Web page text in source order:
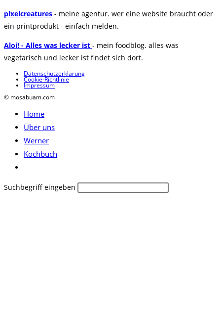
pixelcreatures - meine agentur. wer eine website braucht oder
ein printprodukt - einfach melden.
Aloi! - Alles was lecker ist - mein foodblog. alles was
vegetarisch und lecker ist findet sich dort.
Datenschutzerklärung
Cookie-Richtlinie
Impressum
© mosabuam.com
Home
Über uns
Werner
Kochbuch
umschalten
Diese
Suchbegriff eingeben